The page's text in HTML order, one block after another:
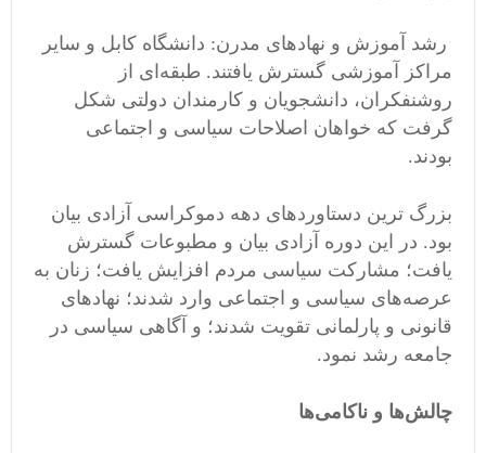
رشد آموزش و نهادهای مدرن: دانشگاه کابل و سایر
مراکز آموزشی گسترش یافتند. طبقه‌ای از
روشنفکران، دانشجویان و کارمندان دولتی شکل
گرفت که خواهان اصلاحات سیاسی و اجتماعی
بودند.
بزرگ ترین دستاوردهای دهه دموکراسی آزادی بیان
بود. در این دوره آزادی بیان و مطبوعات گسترش
یافت؛ مشارکت سیاسی مردم افزایش یافت؛ زنان به
عرصه‌های سیاسی و اجتماعی وارد شدند؛ نهادهای
قانونی و پارلمانی تقویت شدند؛ و آگاهی سیاسی در
جامعه رشد نمود.
چالش‌ها و ناکامی‌ها